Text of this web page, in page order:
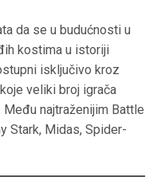
da se u budućnosti u
kostima u istoriji
isključivo kroz
veliki broj igrača
najtraženijim Battle
Stark, Midas, Spider-